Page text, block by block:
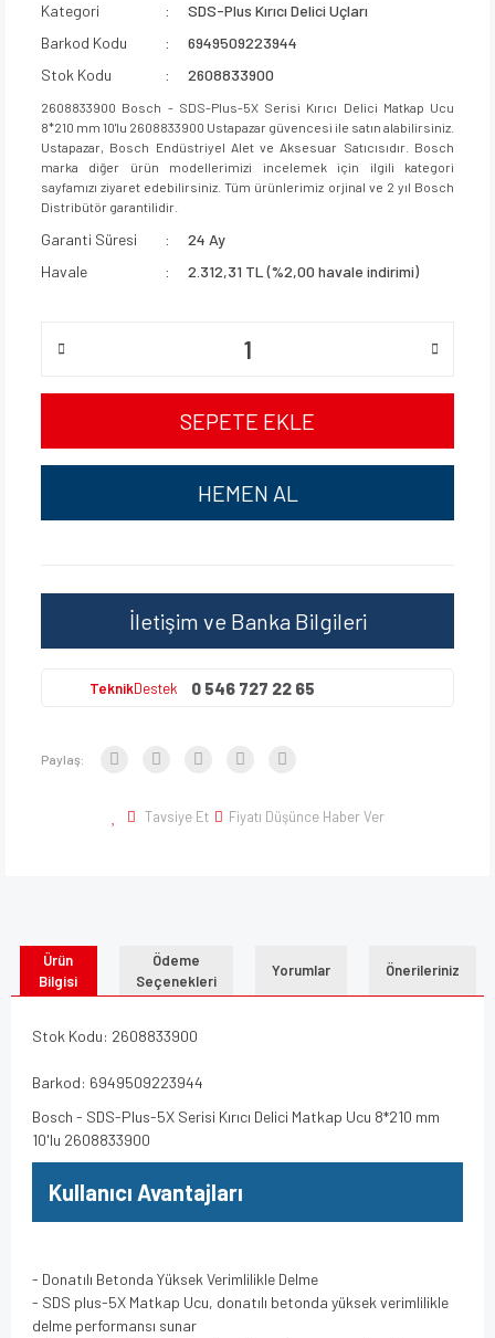
Kategori
SDS-Plus Kırıcı Delici Uçları
Barkod Kodu
6949509223944
Stok Kodu
2608833900
2608833900 Bosch - SDS-Plus-5X Serisi Kırıcı Delici Matkap Ucu
8*210 mm 10'lu 2608833900 Ustapazar güvencesi ile satın alabilirsiniz.
Ustapazar, Bosch Endüstriyel Alet ve Aksesuar Satıcısıdır. Bosch
marka diğer ürün modellerimizi incelemek için ilgili kategori
sayfamızı ziyaret edebilirsiniz. Tüm ürünlerimiz orjinal ve 2 yıl Bosch
Distribütör garantilidir.
Garanti Süresi
24 Ay
Havale
2.312,31 TL (%2,00 havale indirimi)
SEPETE EKLE
HEMEN AL
İletişim ve Banka Bilgileri
TeknikDestek 0 546 727 22 65
Paylaş:
Tavsiye Et Fiyatı Düşünce Haber Ver
Ürün
Bilgisi
Ödeme
Seçenekleri
Yorumlar Önerileriniz
Stok Kodu: 2608833900
Barkod: 6949509223944
Bosch - SDS-Plus-5X Serisi Kırıcı Delici Matkap Ucu 8*210 mm
10'lu 2608833900
Kullanıcı Avantajları
- Donatılı Betonda Yüksek Verimlilikle Delme
- SDS plus-5X Matkap Ucu, donatılı betonda yüksek verimlilikle
delme performansı sunar